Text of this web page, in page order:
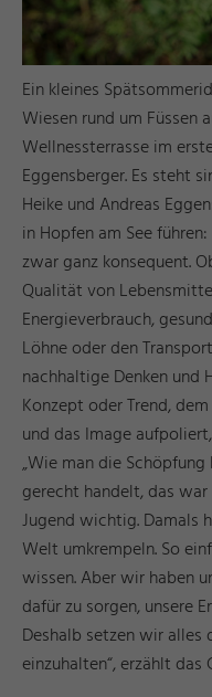
Ein kleines
Wiesen rund um Füssen
Wellnessterrasse im
Eggensberger. Es steht
Heike und Andreas
in Hopfen am See
zwar ganz konsequent.
Qualität von
Energieverbrauch,
Löhne oder den
nachhaltige Denken und
Konzept oder Trend,
und das Image
„Wie man die
gerecht handelt, das
Jugend wichtig. Damals
Welt umkrempeln. So
wissen. Aber wir haben
dafür zu sorgen, unsere
Deshalb setzen wir alles
einzuhalten“, erzählt das